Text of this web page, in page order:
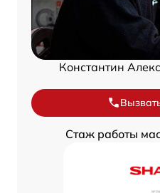
Константин
Стаж работы